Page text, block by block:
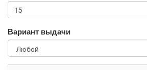
Вариант выдачи